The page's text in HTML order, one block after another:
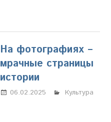
На фотографиях –
мрачные страницы
истории
06.02.2025
Настя
Культура